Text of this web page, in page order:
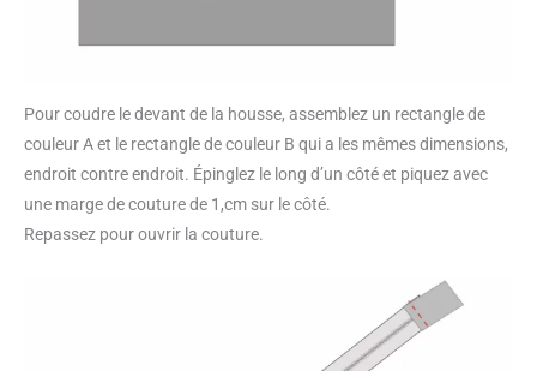
Pour coudre le devant de la housse, assemblez un rectangle de
couleur A et le rectangle de couleur B qui a les mêmes dimensions,
endroit contre endroit. Épinglez le long d’un côté et piquez avec
une marge de couture de 1,cm sur le côté.
Repassez pour ouvrir la couture.